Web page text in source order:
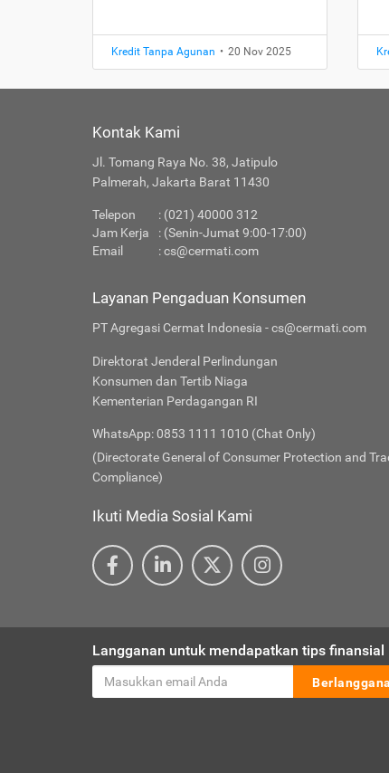
Kredit Tanpa Agunan • 20 Nov 2025
Kontak Kami
Jl. Tomang Raya No. 38, Jatipulo
Palmerah, Jakarta Barat 11430
Telepon
: (021) 40000 312
Jam Kerja
: (Senin-Jumat 9:00-17:00)
Email
:cs@cermati.com
Layanan Pengaduan Konsumen
PT Agregasi Cermat Indonesia - cs@cermati.com
Direktorat Jenderal Perlindungan
Konsumen dan Tertib Niaga
Kementerian Perdagangan RI
WhatsApp: 0853 1111 1010 (Chat Only)
(Directorate General of Consumer Protection and
Compliance)
Ikuti Media Sosial Kami
Langganan untuk mendapatkan tips finansial